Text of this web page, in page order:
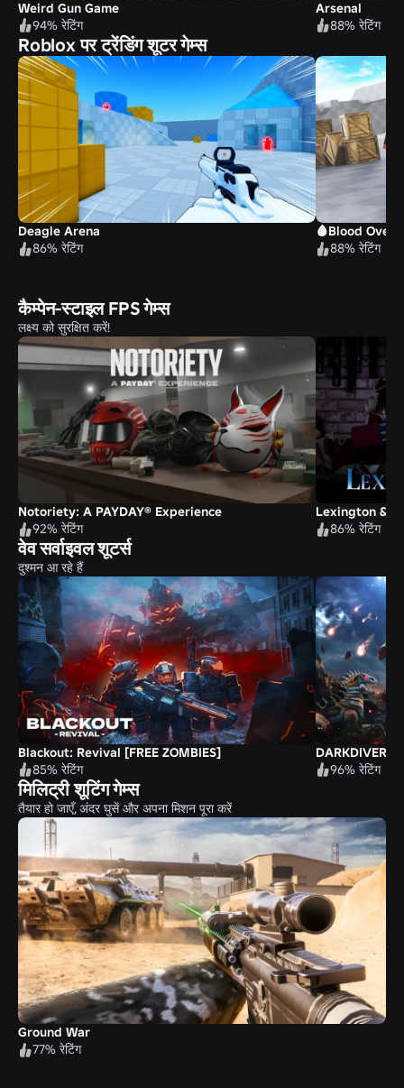
Weird Gun Game
94% रेटिंग
Arsenal
88% रेटिंग
Roblox पर ट्रेंडिंग शूटर गेम्स
Deagle Arena
86% रेटिंग
🩸Blood
88% रेटिंग
कैम्पेन-स्टाइल FPS गेम्स
लक्ष्य को सुरक्षित करें!
Notoriety: A PAYDAY® Experience
92% रेटिंग
Lexington &
86% रेटिंग
वेव सर्वाइवल शूटर्स
दुश्मन आ रहे हैं
Blackout: Revival [FREE ZOMBIES]
85% रेटिंग
DARKDIVERS
96% रेटिंग
मिलिट्री शूटिंग गेम्स
तैयार हो जाएँ, अंदर घुसें और अपना मिशन पूरा करें
Ground War
77% रेटिंग